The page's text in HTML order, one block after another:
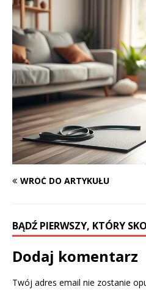
WRÓĆ DO ARTYKUŁU
BĄDŹ PIERWSZY, KTÓRY
Dodaj komentarz
Twój adres email nie zostanie